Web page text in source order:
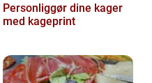
Personliggør dine kager
med kageprint